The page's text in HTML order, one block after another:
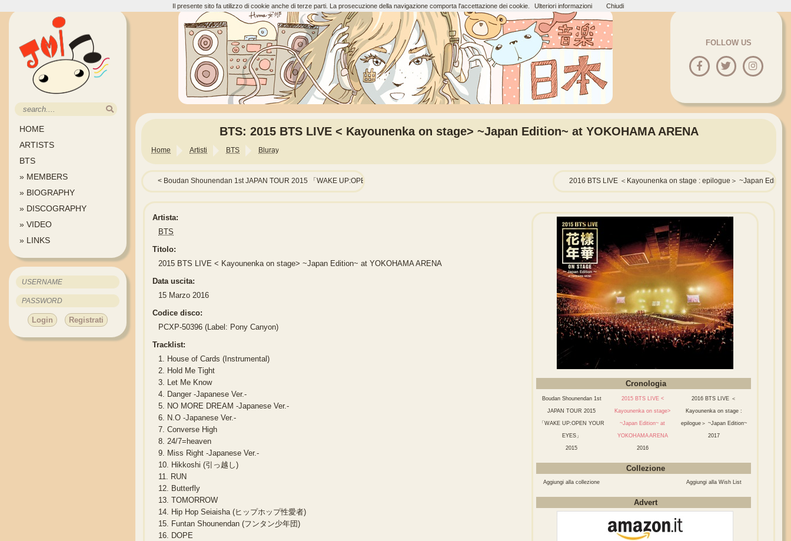
HOME
ARTISTS
BTS
» MEMBERS
» BIOGRAPHY
» DISCOGRAPHY
» VIDEO
» LINKS
Login Registrati
FOLLOW US
BTS: 2015 BTS LIVE < Kayounenka on stage> ~Japan Edition~ at YOKOHAMA ARENA
Home Artisti BTS Bluray
Boudan Shounendan 1st JAPAN TOUR 2015 「WAKE UP:OPEN YOUR EYES」 2016 BTS LIVE ＜Kayounenka on stage : epilogue＞ ~Japan
Cronologia
Boudan Shounendan 1st
JAPAN TOUR 2015
「WAKE UP:OPEN YOUR
EYES」
2015
2015 BTS LIVE <
Kayounenka on stage>
~Japan Edition~ at
YOKOHAMA ARENA
2016
2016 BTS LIVE ＜
Kayounenka on stage :
epilogue＞ ~Japan Edition~
2017
Collezione
Aggiungi alla collezione Aggiungi alla Wish List
Advert
Artista:
BTS
Titolo:
2015 BTS LIVE < Kayounenka on stage> ~Japan Edition~ at YOKOHAMA ARENA
Data uscita:
15 Marzo 2016
Codice disco:
PCXP-50396 (Label: Pony Canyon)
Tracklist:
1. House of Cards (Instrumental)
2. Hold Me Tight
3. Let Me Know
4. Danger -Japanese Ver.-
5. NO MORE DREAM -Japanese Ver.-
6. N.O -Japanese Ver.-
7. Converse High
8. 24/7=heaven
9. Miss Right -Japanese Ver.-
10. Hikkoshi (引っ越し)
11. RUN
12. Butterfly
13. TOMORROW
14. Hip Hop Seiaisha (ヒップホップ性愛者)
15. Funtan Shounendan (フンタン少年団)
16. DOPE
Il presente sito fa utilizzo di cookie anche di terze parti. La prosecuzione della navigazione comporta l'accettazione dei cookie. Ulteriori informazioni Chiudi